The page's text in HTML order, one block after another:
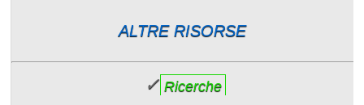
ALTRE RISORSE
✓ Ricerche